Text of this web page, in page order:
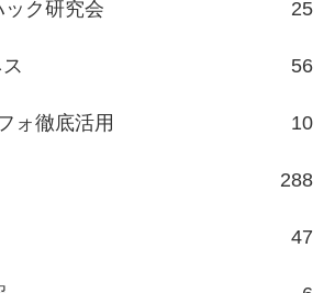
ク研究会 25
56
ォ徹底活用 10
288
47